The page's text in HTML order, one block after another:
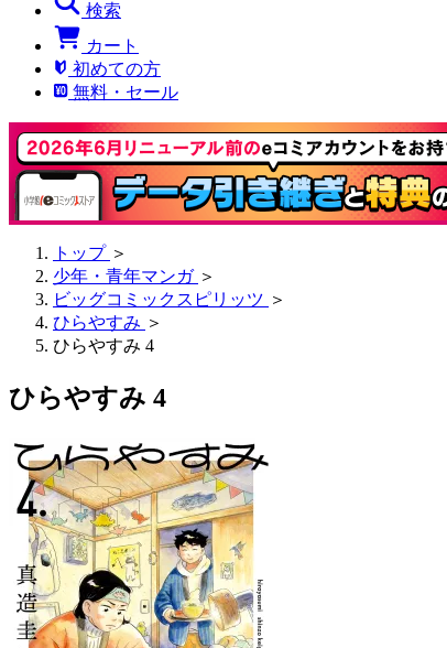
検索
カート
初めての方
無料・セール
トップ ＞
少年・青年マンガ ＞
ビッグコミックスピリッツ ＞
ひらやすみ ＞
ひらやすみ 4
ひらやすみ 4